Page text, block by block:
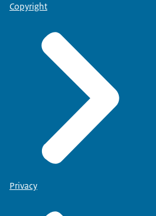
Copyright
Privacy